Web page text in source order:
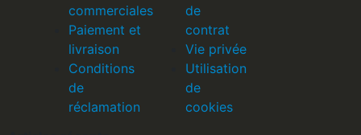
commerciales
Paiement et
livraison
Conditions
de
réclamation
de
contrat
Vie privée
Utilisation
de
cookies